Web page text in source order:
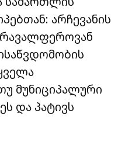
არჩევანის
მუნიციპალური
და პატივს